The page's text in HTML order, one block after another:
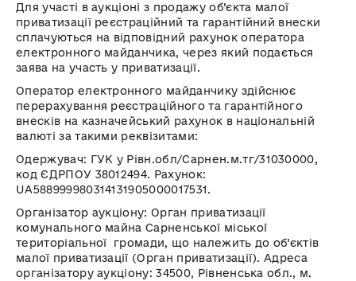
Для участі в аукціоні з продажу об’єкта малої
приватизації реєстраційний та гарантійний внески
сплачуються на відповідний рахунок оператора
електронного майданчика, через який подається
заява на участь у приватизації.
Оператор електронного майданчику здійснює
перерахування реєстраційного та гарантійного
внесків на казначейський рахунок в національній
валюті за такими реквізитами:
Одержувач: ГУК у Рівн.обл/Сарнен.м.тг/31030000,
код ЄДРПОУ 38012494. Рахунок:
UA588999980314131905000017531.
Організатор аукціону: Орган приватизації
комунального майнаСарненської міської
територіальної громади, що належить до об’єктів
малої приватизації (Орган приватизації). Адреса
організатору аукціону: 34500, Рівненська обл., м.